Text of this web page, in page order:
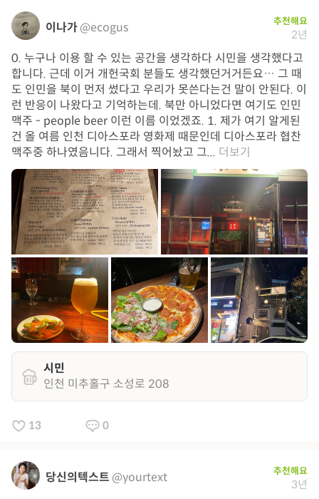
이나가@ecogus 추천해요
2년
0. 누구나 이용 할 수 있는 공간을 생각하다 시민을 생각했다고
합니다. 근데 이거 개헌국회 분들도 생각했던거거든요… 그 때
도 인민을 북이 먼저 썼다고 우리가 못쓴다는건 말이 안된다. 이
런 반응이 나왔다고 기억하는데. 북만 아니었다면 여기도 인민
맥주 - people beer 이런 이름 이었겠죠. 1. 제가 여기 알게된
건 올 여름 인천 디아스포라 영화제 때문인데 디아스포라 협찬
맥주중 하나였음니다. 그래서 찍어놨고 그... 더보기
시민
인천 미추홀구 소성로 208
13 0
당신의텍스트 @yourtext 추천해요
3년